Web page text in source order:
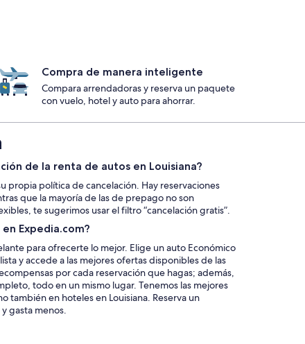
Compra de manera inteligente
Compara arrendadoras y reserva un paquete
con vuelo, hotel y auto para ahorrar.
de la renta de autos en Louisiana?
propia política de cancelación. Hay reservaciones
que la mayoría de las de prepago no son
te sugerimos usar el filtro “cancelación gratis”.
Expedia.com?
para ofrecerte lo mejor. Elige un auto Económico
y accede a las mejores ofertas disponibles de las
por cada reservación que hagas; además,
todo en un mismo lugar. Tenemos las mejores
también en hoteles en Louisiana. Reserva un
gasta menos.